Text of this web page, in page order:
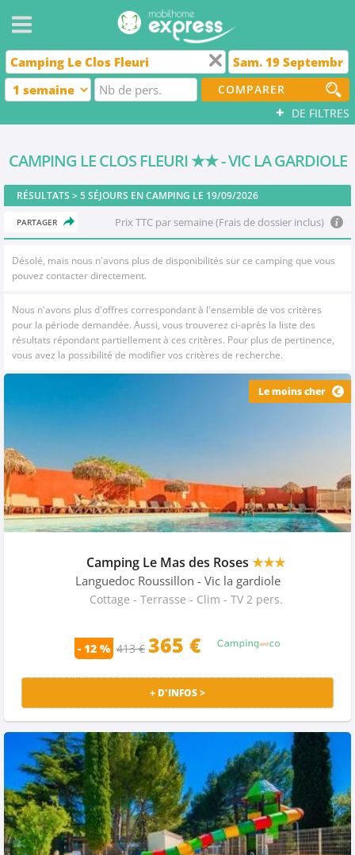
COMPARER
+ DE FILTRES
CAMPING LE CLOS FLEURI★★- VIC LA GARDIOLE
RÉSULTATS >5SÉJOURS EN CAMPING LE 19/09/2026
PARTAGER Prix TTC par semaine (Frais de dossier inclus)
Désolé, mais nous n'avons plus de disponibilités sur ce camping que vous
pouvez contacter directement.
Nous n'avons plus d'offres correspondant à l'ensemble de vos critères
pour la période demandée. Aussi, vous trouverez ci-après la liste des
résultats répondant partiellement à ces critères. Pour plus de pertinence,
vous avez la possibilité de modifier vos critères de recherche.
Le moins cher
Camping Le Mas des Roses ★★★
Languedoc Roussillon - Vic la gardiole
Cottage - Terrasse - Clim - TV 2 pers.
- 12 % 413 € 365 €
+ D'INFOS >